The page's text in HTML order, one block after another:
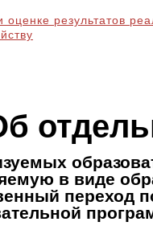
результатов
в виде
переход